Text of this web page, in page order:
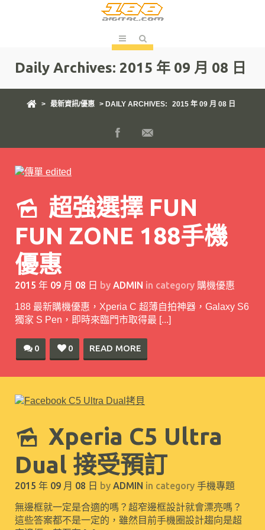
Daily Archives: 2015 年 09 月 08 日
> 最新資訊/優惠 > DAILY ARCHIVES: 2015 年 09 月 08 日
超強選擇 FUN
FUN ZONE 188手機
優惠
2015 年 09 月 08 日 by ADMIN in category 購機優惠
188 最新購機優惠，Xperia C 超薄自拍神器，Galaxy S6
獨家 S Pen，即時來臨門市取得最 [...]
0 0 READ MORE
Xperia C5 Ultra
Dual 接受預訂
2015 年 09 月 08 日 by ADMIN in category 手機專題
無邊框就一定是合適的嗎？超窄邊框設計就會漂亮嗎？
這些答案都不是一定的，雖然目前手機圈設計趨向是超